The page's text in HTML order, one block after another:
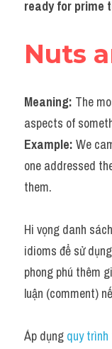
ready for prime
Nuts
Meaning: The
aspects of
Example: We
one addressed
them.
Hi vọng danh
idioms để sử
phong phú thêm
luận (comment)
Áp dụng quy